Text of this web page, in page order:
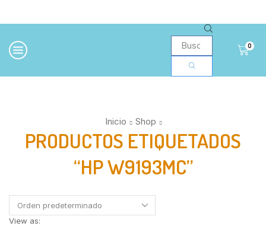
BÚSQUEDA
DE
PRODUCTOS
0
Inicio Shop
PRODUCTOS ETIQUETADOS
“HP W9193MC”
View as: